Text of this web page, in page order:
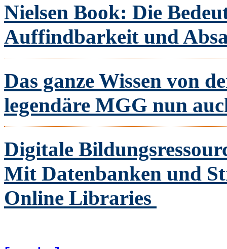
Nielsen Book: Die
Auffindbarkeit und
Das ganze Wissen von
legendäre MGG nun
Digitale
Mit Datenbanken und
Online Libraries